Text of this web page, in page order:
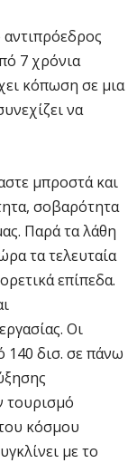
7 χρόνια
κόπωση σε μια
να
μπροστά και
σοβαρότητα
Παρά τα λάθη
τα τελευταία
επίπεδα.
Οι
140 δισ. σε πάνω
τουρισμό
κόσμου
με το